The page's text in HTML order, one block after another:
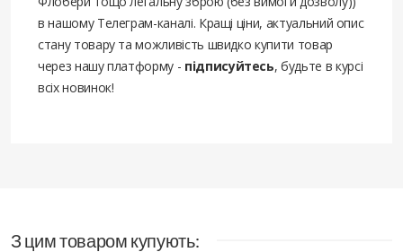
в нашому Телеграм-каналі. Кращі ціни, актуальний опис
стану товару та можливість швидко купити товар
через нашу платформу - підписуйтесь, будьте в курсі
всіх новинок!
З цим товаром купують: